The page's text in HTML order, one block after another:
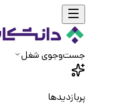
جست‌و‌جوی شغل
پربازدیدها